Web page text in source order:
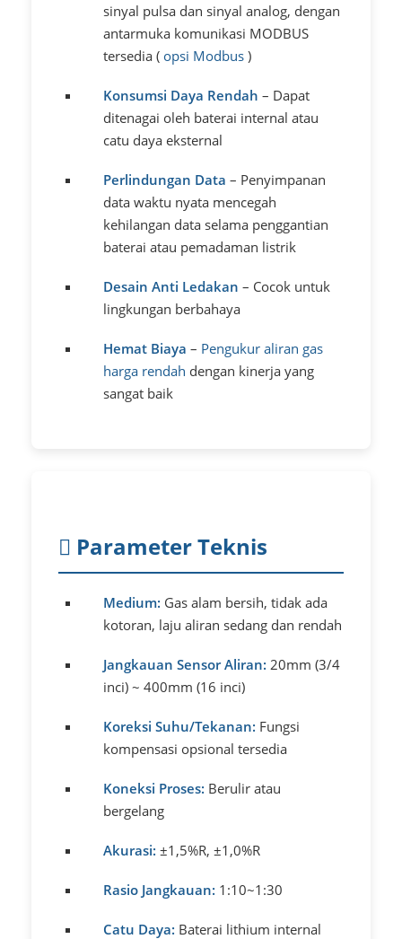
sinyal pulsa dan sinyal analog, dengan
antarmuka komunikasi MODBUS
tersedia ( opsi Modbus)
Konsumsi Daya Rendah – Dapat
ditenagai oleh baterai internal atau
catu daya eksternal
Perlindungan Data – Penyimpanan
data waktu nyata mencegah
kehilangan data selama penggantian
baterai atau pemadaman listrik
Desain Anti Ledakan – Cocok untuk
lingkungan berbahaya
Hemat Biaya – Pengukur aliran gas
harga rendah dengan kinerja yang
sangat baik
Parameter Teknis
Medium: Gas alam bersih, tidak ada
kotoran, laju aliran sedang dan rendah
Jangkauan Sensor Aliran: 20mm (3/4
inci) ~ 400mm (16 inci)
Koreksi Suhu/Tekanan: Fungsi
kompensasi opsional tersedia
Koneksi Proses: Berulir atau
bergelang
Akurasi: ±1,5%R, ±1,0%R
Rasio Jangkauan: 1:10~1:30
Catu Daya: Baterai lithium internal